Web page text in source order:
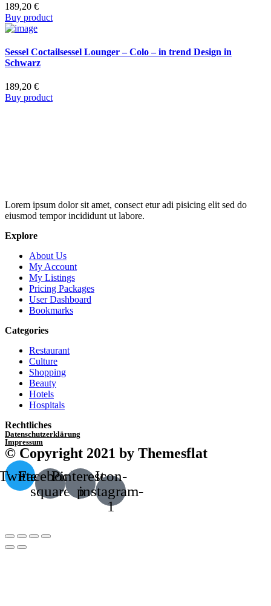
189,20 €
Buy product
Sessel Coctailsessel Lounger – Colo – in trend Design in
Schwarz
189,20 €
Buy product
Lorem ipsum dolor sit amet, consect etur adi pisicing elit sed do
eiusmod tempor incididunt ut labore.
Explore
About Us
My Account
My Listings
Pricing Packages
User Dashboard
Bookmarks
Categories
Restaurant
Culture
Shopping
Beauty
Hotels
Hospitals
Rechtliches
Datenschutzerklärung
Impressum
© Copyright 2021 by Themesflat
Facebook-
square
Pinterest-
p
Icon-
instagram-
1